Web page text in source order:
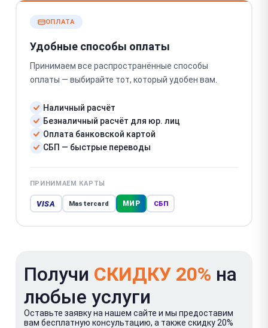
ОПЛАТА
Удобные способы оплаты
Принимаем все распространённые способы
оплаты — выбирайте тот, который удобен вам.
Наличный расчёт
Безналичный расчёт для юр. лиц
Оплата банковской картой
СБП — быстрые переводы
ПРИНИМАЕМ КАРТЫ
VISA Mastercard МИР СБП
Получи СКИДКУ 20% на
любые услуги
Оставьте заявку на нашем сайте и мы предоставим
вам бесплатную консультацию, а также скидку 20%